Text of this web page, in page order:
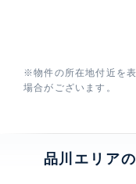
※物件の所在地付近を
場合がございます。
品川エリア